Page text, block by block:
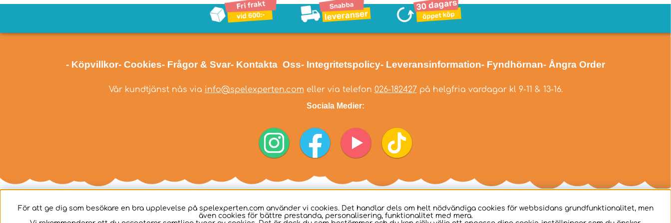
- Köpvillkor- Cookies- Frågor & Svar- Kontakta Oss- Integritetspolicy- Leveransinformation- Fyndhörnan- Ångra Order
Vår kundtjänst nås via info@spelexperten.com eller via telefon 026-182427på helgfria vardagar kl 9-11 & 13-16.
Sociala Medier:
För att ge dig som besökare en bra upplevelse på spelexperten.com använder vi cookies. Det handlar dels om helt nödvändiga cookies för webbsidans grundfunktionalitet, men
även cookies för bättre prestanda, personalisering, funktionalitet med mera.